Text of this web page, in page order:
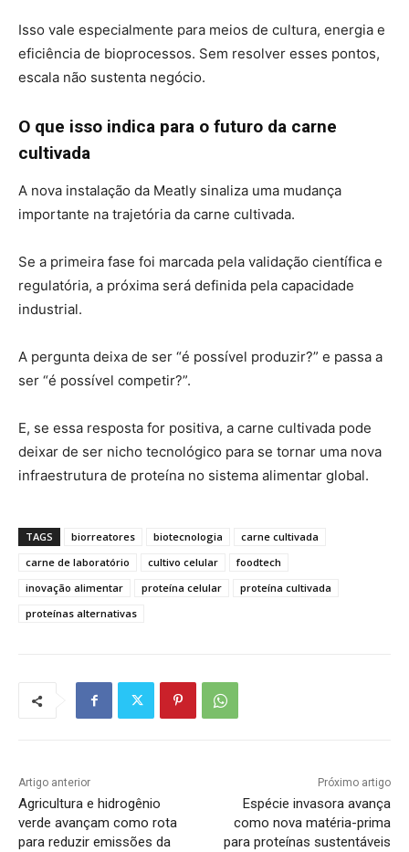
Isso vale especialmente para meios de cultura, energia e
eficiência de bioprocessos. Sem resolver esses pontos,
escala não sustenta negócio.
O que isso indica para o futuro da carne
cultivada
A nova instalação da Meatly sinaliza uma mudança
importante na trajetória da carne cultivada.
Se a primeira fase foi marcada pela validação científica e
regulatória, a próxima será definida pela capacidade
industrial.
A pergunta deixa de ser “é possível produzir?” e passa a
ser “é possível competir?”.
E, se essa resposta for positiva, a carne cultivada pode
deixar de ser nicho tecnológico para se tornar uma nova
infraestrutura de proteína no sistema alimentar global.
TAGS biorreatores biotecnologia
carne cultivada
carne de laboratório
cultivo celular
foodtech
inovação alimentar
proteína celular
proteína cultivada
proteínas alternativas
Artigo anterior
Agricultura e hidrogênio
verde avançam como rota
para reduzir emissões da
Próximo artigo
Espécie invasora avança
como nova matéria-prima
para proteínas sustentáveis